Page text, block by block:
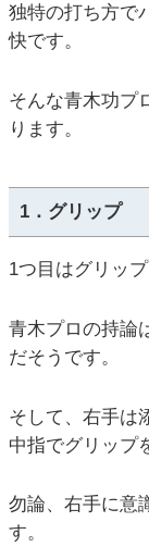
独特の打ち方で
快です。
そんな青木功プ
ります。
1．グリップ
1つ目はグリップ
青木プロの持論
だそうです。
そして、右手は
中指でグリップ
勿論、右手に意
す。